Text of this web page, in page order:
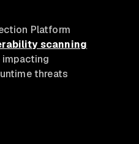
Platform
scanning
threats